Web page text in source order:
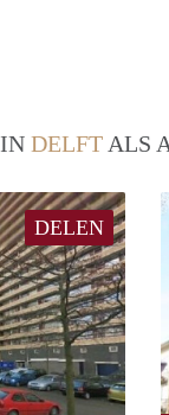
DELFT ALS
DELEN